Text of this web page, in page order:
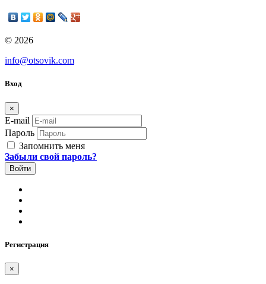
© 2026
info@otsovik.com
Вход
×
E-mail
Пароль
Запомнить меня
Забыли свой пароль?
Регистрация
×